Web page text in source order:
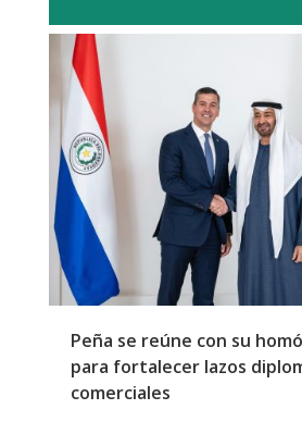
Peña se reúne con su
para fortalecer lazos
comerciales